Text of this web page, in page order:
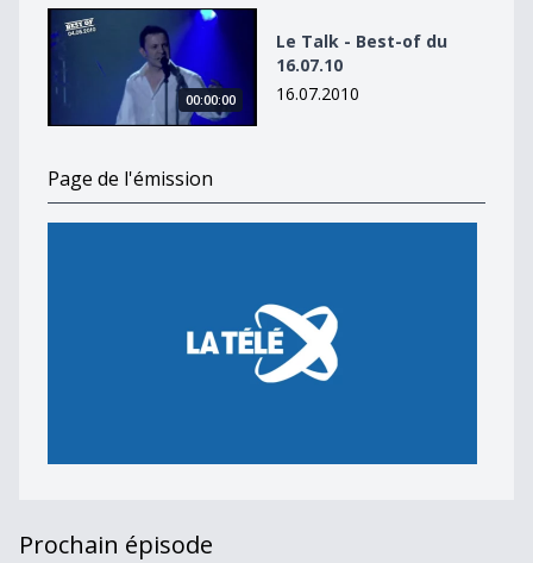
Le Talk - Best-of du 16.07.10
00:00:00
Le Talk - Best-of du
16.07.10
16.07.2010
Page de l'émission
Prochain épisode